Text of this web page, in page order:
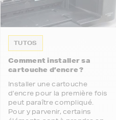
TUTOS
Comment installer sa
cartouche d’encre ?
Installer une cartouche
d’encre pour la première fois
peut paraître compliqué.
Pour y parvenir, certains